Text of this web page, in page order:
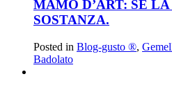
MAMO D’ART: SE LA
SOSTANZA.
Posted in Blog-gusto ®,
Badolato